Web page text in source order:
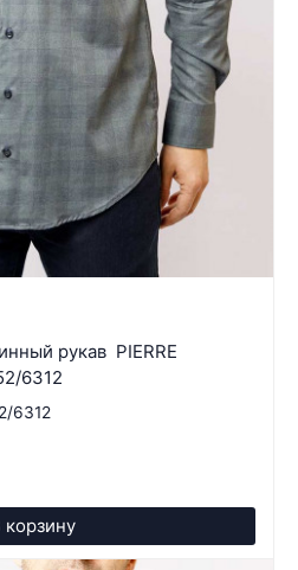
рукав PIERRE
6312
6312
корзину